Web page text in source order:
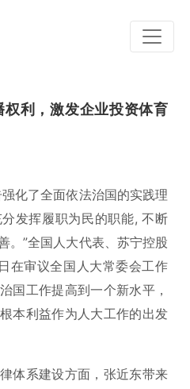
利，激发企业投资体育
化了全面依法治国的实践理
发挥履职为民的职能, 不断
。”全国人大代表、苏宁控股
在审议全国人大常委会工作
国工作提高到一个新水平，
本利益作为人大工作的出发
体系建设方面，张近东带来